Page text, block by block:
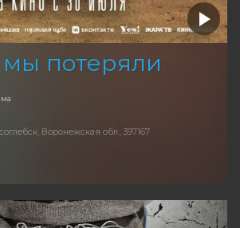
мы потеряли
Воронежская обл., 397167